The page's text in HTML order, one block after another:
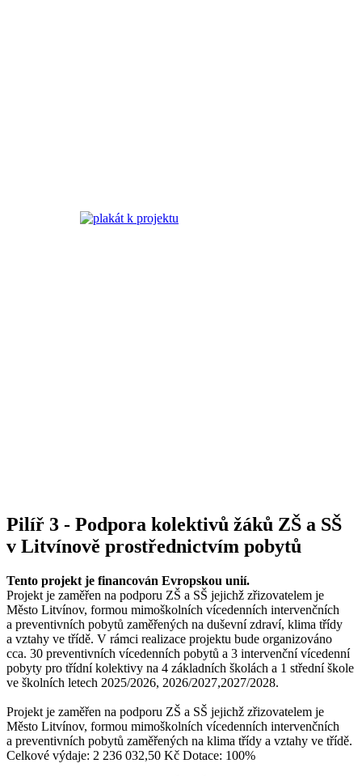
Pilíř 3 - Podpora kolektivů žáků ZŠ a SŠ
v Litvínově prostřednictvím pobytů
Tento projekt je financován Evropskou unií.
Projekt je zaměřen na podporu ZŠ a SŠ jejichž zřizovatelem je
Město Litvínov, formou mimoškolních vícedenních intervenčních
a preventivních pobytů zaměřených na duševní zdraví, klima třídy
a vztahy ve třídě. V rámci realizace projektu bude organizováno
cca. 30 preventivních vícedenních pobytů a 3 intervenční vícedenní
pobyty pro třídní kolektivy na 4 základních školách a 1 střední škole
ve školních letech 2025/2026, 2026/2027,2027/2028.
Projekt je zaměřen na podporu ZŠ a SŠ jejichž zřizovatelem je
Město Litvínov, formou mimoškolních vícedenních intervenčních
a preventivních pobytů zaměřených na klima třídy a vztahy ve třídě.
Celkové výdaje: 2 236 032,50 Kč Dotace: 100%